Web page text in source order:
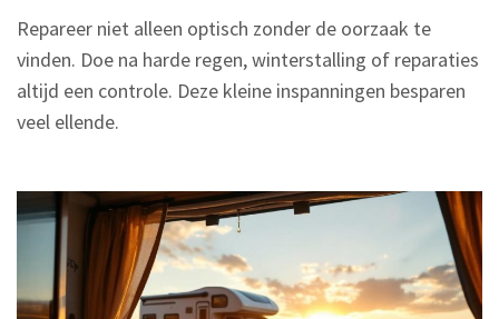
Repareer niet alleen optisch zonder de oorzaak te
vinden. Doe na harde regen, winterstalling of reparaties
altijd een controle. Deze kleine inspanningen besparen
veel ellende.